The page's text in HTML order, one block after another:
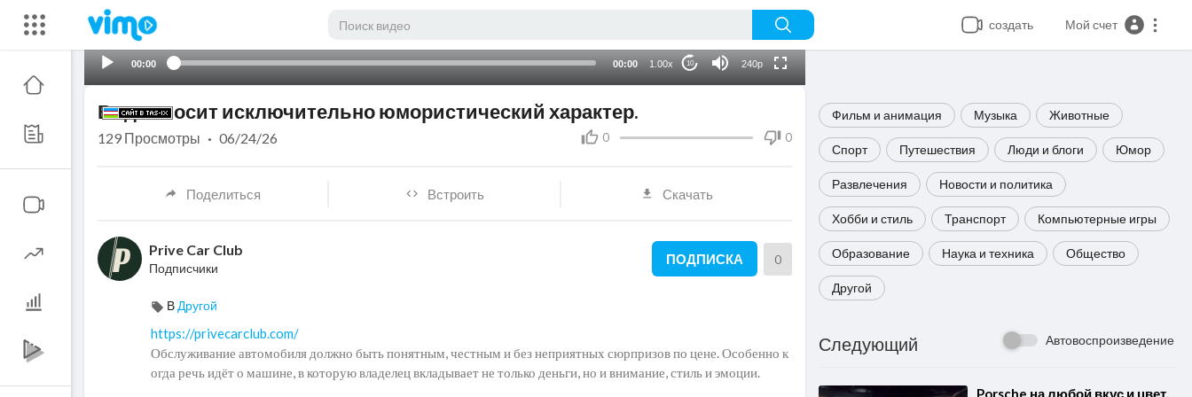
создать Мой счет
00:00 00:00 1.00x 10 240p
Фильм и анимация Музыка Животные
Спорт Путешествия Люди и блоги Юмор
Развлечения Новости и политика
Хобби и стиль Транспорт Компьютерные игры
Образование Наука и техника Общество
Другой
Следующий Автовоспроизведение
⁣Porsche на любой вкус и цвет.
Видео носит исключительно юмористический характер.
0 0
129 Просмотры · 06/24/26
Поделиться Встроить Скачать
Prive Car Club
Подписчики
ПОДПИСКА 0
В Другой
https://privecarclub.com/
Обслуживание автомобиля должно быть понятным, честным и без неприятных сюрпризов по цене. Особенно к
огда речь идёт о машине, в которую владелец вкладывает не только деньги, но и внимание, стиль и эмоции.